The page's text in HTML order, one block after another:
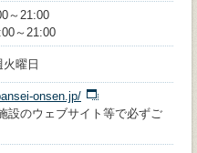
～21:00
～21:00
曜日
onsen.jp/
設のウェブサイト等で必ずご